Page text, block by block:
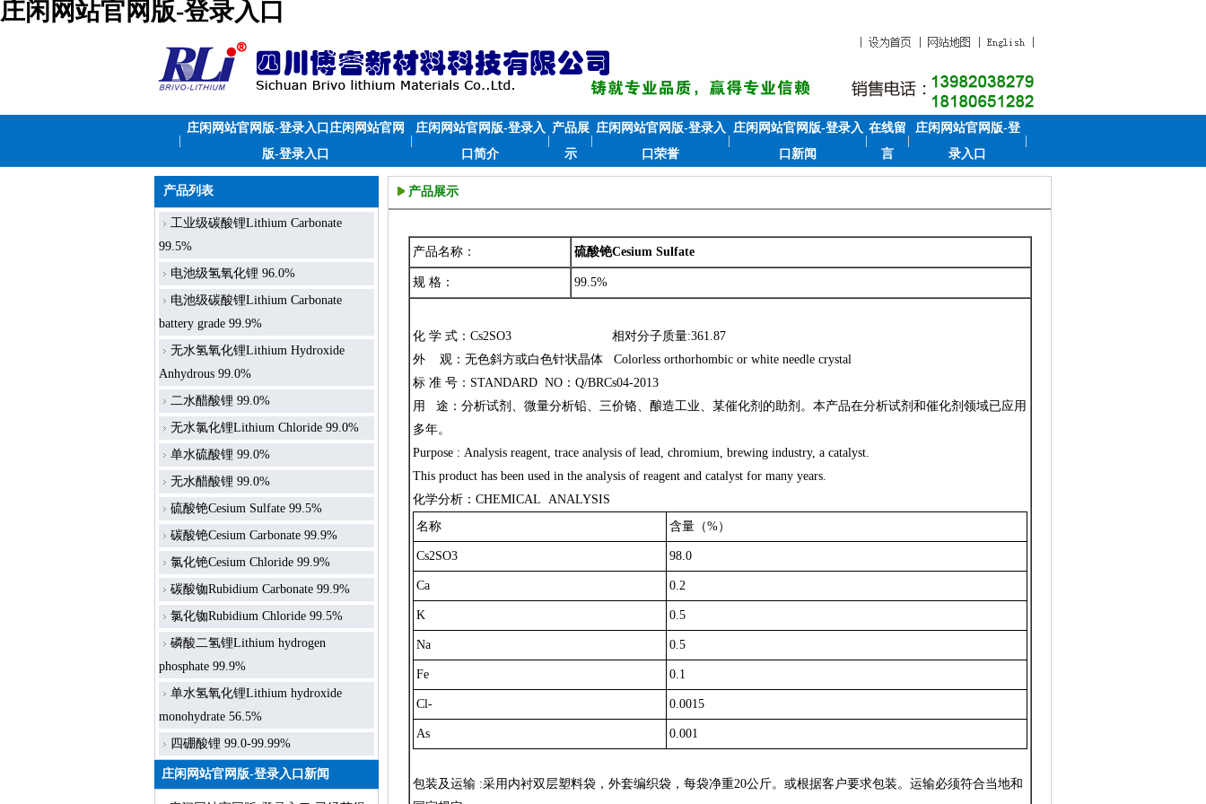
庄闲网站官网版-登录入口
庄闲网站官网版-登录入口庄闲网站官网
版-登录入口
庄闲网站官网版-登录入
口简介
产品展
示
庄闲网站官网版-登录入
口荣誉
庄闲网站官网版-登录入
口新闻
在线留
言
庄闲网站官网版-登
录入口
产品列表
工业级碳酸锂Lithium Carbonate
99.5%
电池级氢氧化锂 96.0%
电池级碳酸锂Lithium Carbonate
battery grade 99.9%
无水氢氧化锂Lithium Hydroxide
Anhydrous 99.0%
二水醋酸锂 99.0%
无水氯化锂Lithium Chloride 99.0%
单水硫酸锂 99.0%
无水醋酸锂 99.0%
硫酸铯Cesium Sulfate 99.5%
碳酸铯Cesium Carbonate 99.9%
氯化铯Cesium Chloride 99.9%
碳酸铷Rubidium Carbonate 99.9%
氯化铷Rubidium Chloride 99.5%
磷酸二氢锂Lithium hydrogen
phosphate 99.9%
单水氢氧化锂Lithium hydroxide
monohydrate 56.5%
四硼酸锂 99.0-99.99%
庄闲网站官网版-登录入口新闻
产品展示
产品名称： 硫酸铯Cesium Sulfate
规 格： 99.5%
化 学 式：Cs2SO3 相对分子质量:361.87
外 观：无色斜方或白色针状晶体 Colorless orthorhombic or white needle crystal
标 准 号：STANDARD NO：Q/BRCs04-2013
用 途：分析试剂、微量分析铅、三价铬、酿造工业、某催化剂的助剂。本产品在分析试剂和催化剂领域已应用
多年。
Purpose : Analysis reagent, trace analysis of lead, chromium, brewing industry, a catalyst.
This product has been used in the analysis of reagent and catalyst for many years.
化学分析：CHEMICAL ANALYSIS
名称
含量（%）
Cs2SO3 98.0
Ca 0.2
K 0.5
Na 0.5
Fe 0.1
Cl- 0.0015
As 0.001
包装及运输 :采用内衬双层塑料袋，外套编织袋，每袋净重20公斤。或根据客户要求包装。运输必须符合当地和